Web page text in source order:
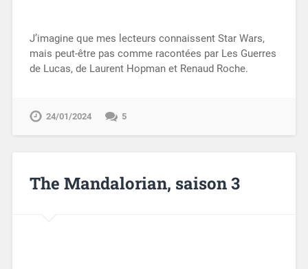
J’imagine que mes lecteurs connaissent Star Wars,
mais peut-être pas comme racontées par Les Guerres
de Lucas, de Laurent Hopman et Renaud Roche.
24/01/2024 5
The Mandalorian, saison 3